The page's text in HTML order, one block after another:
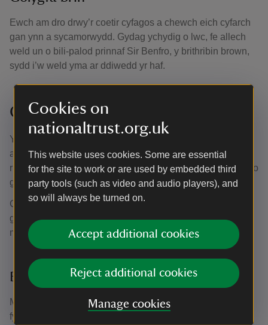
Cookies on
nationaltrust.org.uk
This website uses cookies. Some are essential
for the site to work or are used by embedded third
party tools (such as video and audio players), and
so will always be turned on.
Accept additional cookies
Reject additional cookies
Manage cookies
Ewch am dro drwy’r coetir cyfagos a chewch eich cyfarch
gan ynn a sycamorwydd. Gydag ychydig o lwc, fe allech
weld un o bili-palod prinnaf Sir Benfro, y brithribin brown,
sydd i’w weld yma ar ddiwedd yr haf.
Coetir derw hynafol Lawrenni
Y coed derw hynafol yw sêr y coetir, yn amlwg, yn
arbennig yn Lawrenni. Ond bwriwch olwg y tu hwnt i’r
rhain ac fe welwch ynn a sycamorwydd, ynghyd â thoreth o
gen a ffyngau.
Gadewch y coetir ar eich ôl a mentro i lan yr afon, lle
gwelwch brysgwydd draenen ddu trwchus a phlanhigion
mwy anghyffredin, gan gynnwys y tegeirian gwenynog.
Bythynnod gwyliau
Mae Ffermdy Little Milford a Chaban Little Milford yn
fythynnod gwyliau erbyn hyn - mwynhewch wyliau